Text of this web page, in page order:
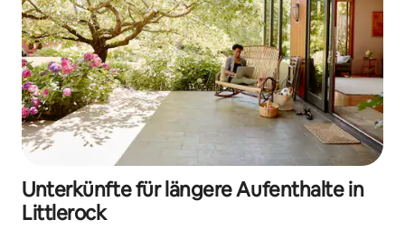
Unterkünfte für längere Aufenthalte in
Littlerock